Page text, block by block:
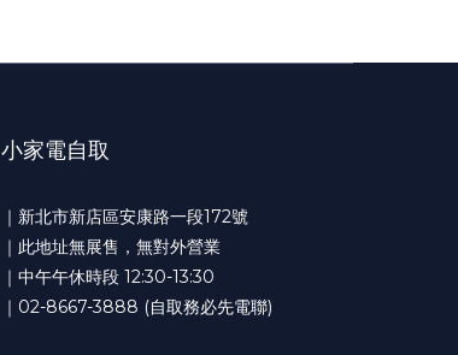
小家電自取
｜新北市新店區安康路一段172號
｜此地址無展售，無對外營業
｜中午午休時段 12:30-13:30
｜02-8667-3888 (自取務必先電聯)